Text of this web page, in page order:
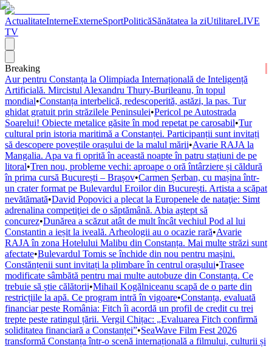
ActualitateInterneExterneSportPoliticăSănătatea la ziUtilitareLIVE
TV
Breaking
Aur pentru Constanța la Olimpiada Internațională de Inteligență
Artificială. Mircistul Alexandru Thury-Burileanu, în topul
mondial•Constanța interbelică, redescoperită, astăzi, la pas. Tur
ghidat gratuit prin străzilele Peninsulei•Pericol pe Autostrada
Soarelui! Obiecte metalice găsite în mod repetat pe carosabil•Tur
cultural prin istoria maritimă a Constanței. Participanții sunt invitați
să descopere poveștile orașului de la malul mării•Avarie RAJA la
Mangalia. Apa va fi oprită în această noapte în patru stațiuni de pe
litoral•Tren nou, probleme vechi: aproape o oră întârziere și căldură
în prima cursă București – Brașov•Carmen Șerban, cu mașina într-
un crater format pe Bulevardul Eroilor din București. Artista a scăpat
nevătămată•David Popovici a plecat la Europenele de nataţie: Simt
adrenalina competiţiei de o săptămână. Abia aştept să
concurez•Dunărea a scăzut atât de mult încât vechiul Pod al lui
Constantin a ieșit la iveală. Arheologii au o ocazie rară•Avarie
RAJA în zona Hotelului Malibu din Constanța. Mai multe străzi sunt
afectate•Bulevardul Tomis se închide din nou pentru mașini.
Constănțenii sunt invitați la plimbare în centrul orașului•Trasee
modificate sâmbătă pentru mai multe autobuze din Constanța. Ce
trebuie să știe călătorii•Mihail Kogălniceanu scapă de o parte din
restricțiile la apă. Ce program intră în vigoare•Constanța, evaluată
financiar peste România: Fitch îi acordă un profil de credit cu trei
trepte peste ratingul țării. Vergil Chițac: „Evaluarea Fitch confirmă
soliditatea financiară a Constanței”•SeaWave Film Fest 2026
transformă Constanța într-o scenă internațională a filmului, culturii și